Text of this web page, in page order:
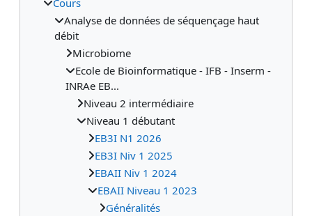
Cours
Analyse de données de séquençage haut
débit
Microbiome
Ecole de Bioinformatique - IFB - Inserm -
INRAe EB...
Niveau 2 intermédiaire
Niveau 1 débutant
EB3I N1 2026
EB3I Niv 1 2025
EBAII Niv 1 2024
EBAII Niveau 1 2023
Généralités